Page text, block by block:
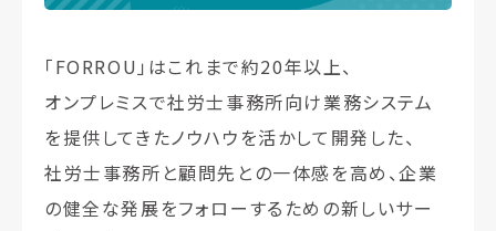
「FORROU」はこれまで約20年以上、
オンプレミスで社労士事務所向け業務システム
を提供してきたノウハウを活かして開発した、
社労士事務所と顧問先との一体感を高め、企業
の健全な発展をフォローするための新しいサー